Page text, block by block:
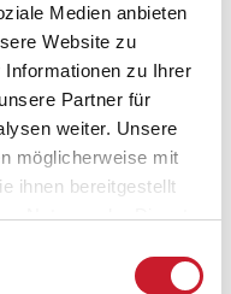
Medien anbieten
Website zu
zu Ihrer
Partner für
weiter. Unsere
möglicherweise mit
ihnen bereitgestellt
Nutzung der Dienste
anklicken
des